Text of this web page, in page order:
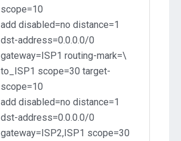
scope=10
add disabled=no distance=1
dst-address=0.0.0.0/0
gateway=ISP1 routing-mark=\
to_ISP1 scope=30 target-
scope=10
add disabled=no distance=1
dst-address=0.0.0.0/0
gateway=ISP2,ISP1 scope=30